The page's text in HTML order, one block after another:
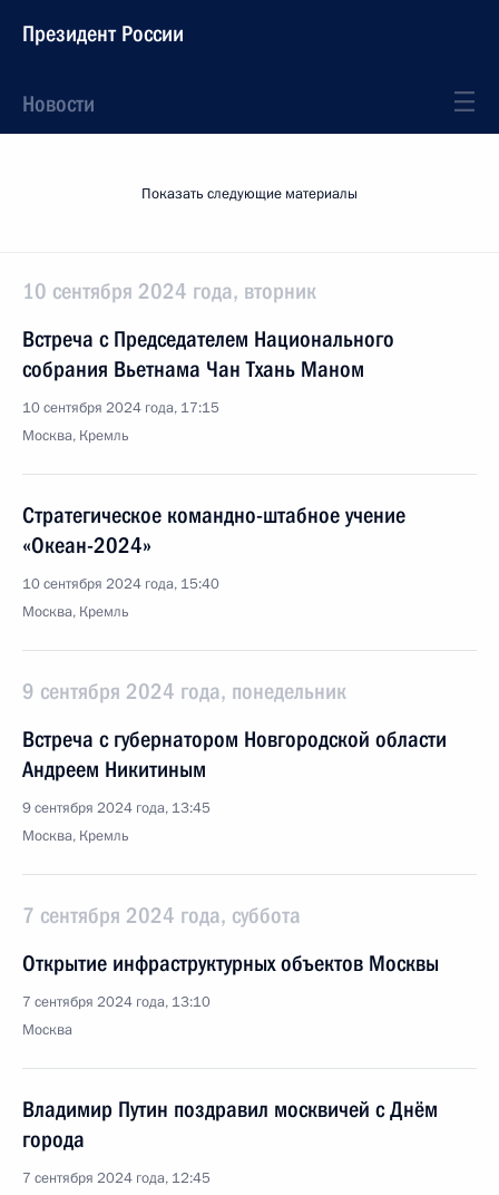
Президент России
Новости
Показать следующие материалы
10 сентября 2024 года, вторник
Встреча с Председателем Национального
собрания Вьетнама Чан Тхань Маном
10 сентября 2024 года, 17:15
Москва, Кремль
Стратегическое командно-штабное учение
«Океан-2024»
10 сентября 2024 года, 15:40
Москва, Кремль
9 сентября 2024 года, понедельник
Встреча с губернатором Новгородской области
Андреем Никитиным
9 сентября 2024 года, 13:45
Москва, Кремль
7 сентября 2024 года, суббота
Открытие инфраструктурных объектов Москвы
7 сентября 2024 года, 13:10
Москва
Владимир Путин поздравил москвичей с Днём
города
7 сентября 2024 года, 12:45